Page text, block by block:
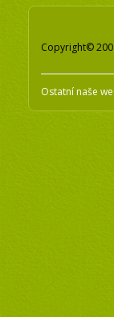
Copyright©
Ostatní naše